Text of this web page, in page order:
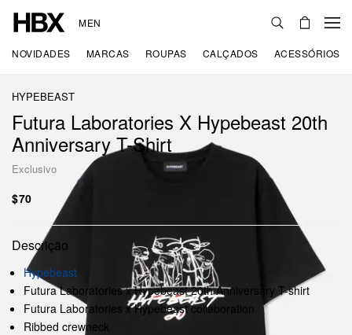
MEN
NOVIDADES MARCAS ROUPAS CALÇADOS ACESSÓRIOS
HYPEBEAST
Futura Laboratories X Hypebeast 20th
Anniversary T-Shirt
Exclusivo
$70
Descrição
Hypebeast
Futura Laboratories x Hypebeast 20th Anniversary T-shirt
Futura Laboratories x Hypebeast collaboration
Ribbed crewneck